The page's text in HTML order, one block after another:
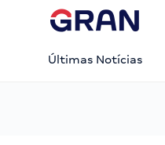
Últimas Notícias